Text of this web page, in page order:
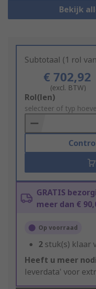
Bekijk
Subtotaal (1 rol
€ 702,92
(excl. BTW)
Add
to
Basket
Rol(len)
selecteer of typ
GRATIS
meer dan €
Op voorraad
2 stuk(s) klaar
Heeft u meer
leverdata' voor